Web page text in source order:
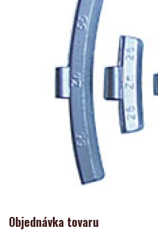
Objednávka tovaru